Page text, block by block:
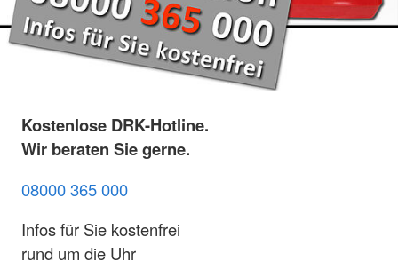
Kostenlose DRK-Hotline.
Wir beraten Sie gerne.
08000 365 000
Infos für Sie kostenfrei
rund um die Uhr